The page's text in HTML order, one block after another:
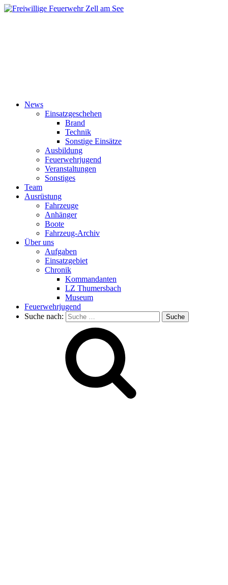
News
Einsatzgeschehen
Brand
Technik
Sonstige Einsätze
Ausbildung
Feuerwehrjugend
Veranstaltungen
Sonstiges
Team
Ausrüstung
Fahrzeuge
Anhänger
Boote
Fahrzeug-Archiv
Über uns
Aufgaben
Einsatzgebiet
Chronik
Kommandanten
LZ Thumersbach
Museum
Feuerwehrjugend
Suche nach: